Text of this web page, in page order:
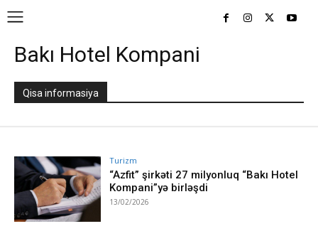
Bakı Hotel Kompani
Qisa informasiya
Turizm
“Azfit” şirkəti 27 milyonluq “Bakı Hotel
Kompani”yə birləşdi
13/02/2026